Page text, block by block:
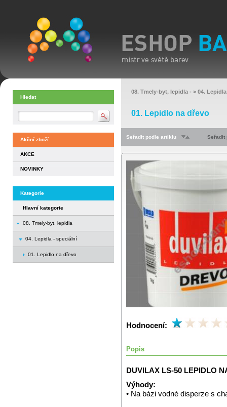
Hledat
Akční zboží
AKCE
NOVINKY
Kategorie
Hlavní kategorie
08. Tmely-byt, lepidla
04. Lepidla - speciální
01. Lepidlo na dřevo
08. Tmely-byt, lepidla - > 04.
01. Lepidlo na dřevo
Seřadit podle artiklu Seřadit
Hodnocení:
Popis
DUVILAX LS-50 LEPIDLO
Výhody:
• Na bázi vodné disperze s